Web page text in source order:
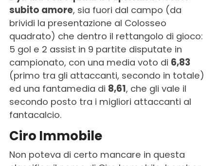
subito amore, sia fuori dal campo (da
brividi la presentazione al Colosseo
quadrato) che dentro il rettangolo di gioco:
5 gol e 2 assist in 9 partite disputate in
campionato, con una media voto di 6,83
(primo tra gli attaccanti, secondo in totale)
ed una fantamedia di 8,61, che gli vale il
secondo posto tra i migliori attaccanti al
fantacalcio.
Ciro Immobile
Non poteva di certo mancare in questa